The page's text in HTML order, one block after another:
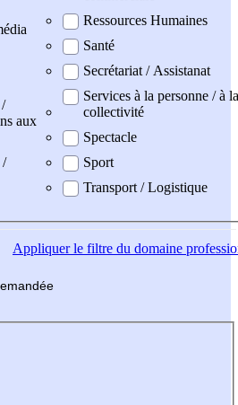
aux
/
Ressources Humaines
Santé
Secrétariat / Assistanat
Services à la personne / à la
collectivité
Spectacle
Sport
Transport / Logistique
Appliquerle filtre du domaine